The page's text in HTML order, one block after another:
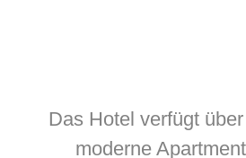
Das Hotel verfügt
moderne